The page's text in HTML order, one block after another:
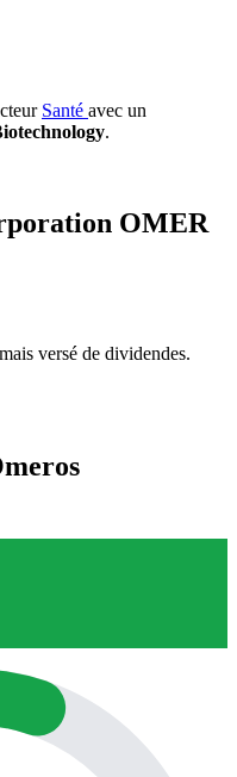
Santé avec un
.
OMER
versé de dividendes.